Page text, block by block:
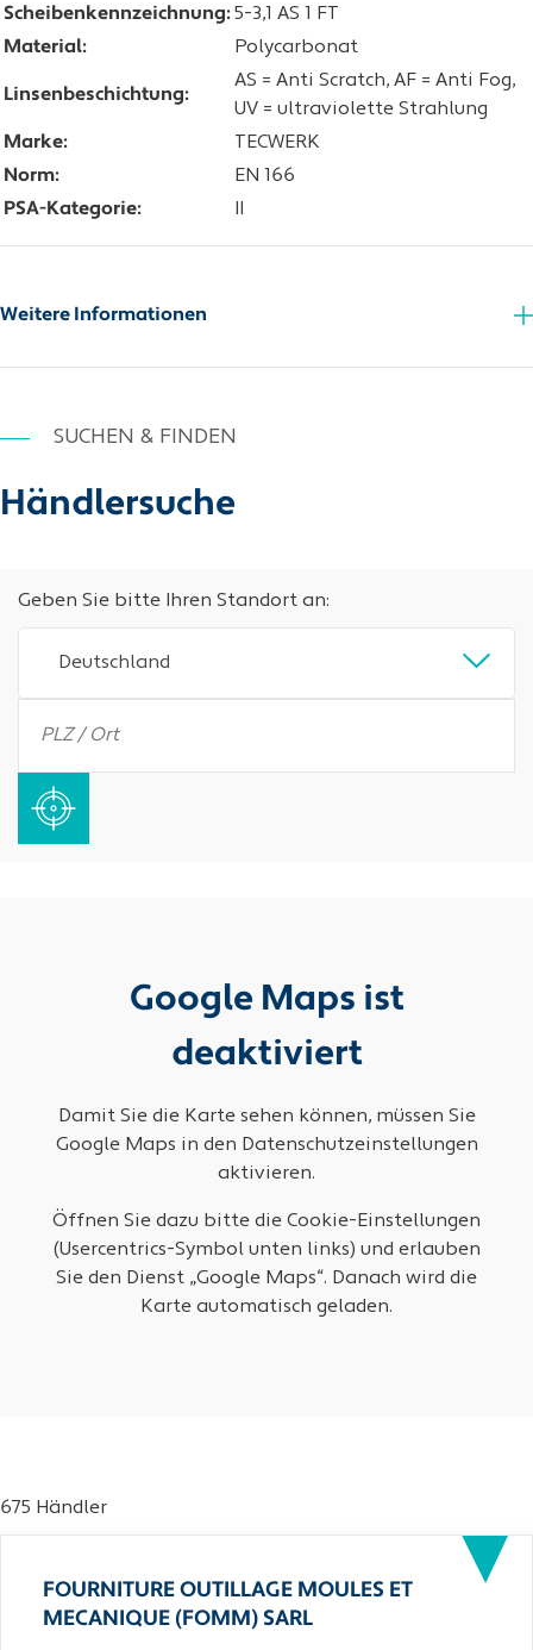
Scheibenkennzeichnung: 5-3,1 AS 1 FT
Material:
Polycarbonat
Linsenbeschichtung:
AS = Anti Scratch, AF = Anti Fog,
UV = ultraviolette Strahlung
Marke:
TECWERK
Norm:
EN 166
PSA-Kategorie:
Weitere Informationen
SUCHEN & FINDEN
Händlersuche
Geben Sie bitte Ihren Standort an:
Deutschland
Google Maps ist
deaktiviert
Damit Sie die Karte sehen können, müssen Sie
Google Maps in den Datenschutzeinstellungen
aktivieren.
Öffnen Sie dazu bitte die Cookie-Einstellungen
(Usercentrics-Symbol unten links) und erlauben
Sie den Dienst „Google Maps“. Danach wird die
Karte automatisch geladen.
675 Händler
FOURNITURE OUTILLAGE MOULES ET
MECANIQUE (FOMM) SARL